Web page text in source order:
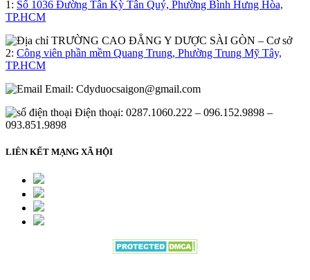
1: Số 1036 Đường Tân Kỳ Tân Quý, Phường Bình Hưng Hòa,
TP.HCM
– Cơ sở
2: Công viên phần mềm Quang Trung, Phường Trung Mỹ Tây,
TP.HCM
Email: Cdyduocsaigon@gmail.com
Điện thoại: 0287.1060.222 – 096.152.9898 –
093.851.9898
LIÊN KẾT MẠNG XÃ HỘI